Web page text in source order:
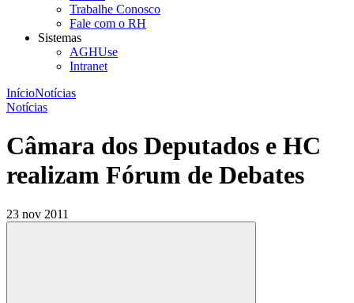
Trabalhe Conosco
Fale com o RH
Sistemas
AGHUse
Intranet
InícioNotícias
Notícias
Câmara dos Deputados e HC
realizam Fórum de Debates
23 nov 2011